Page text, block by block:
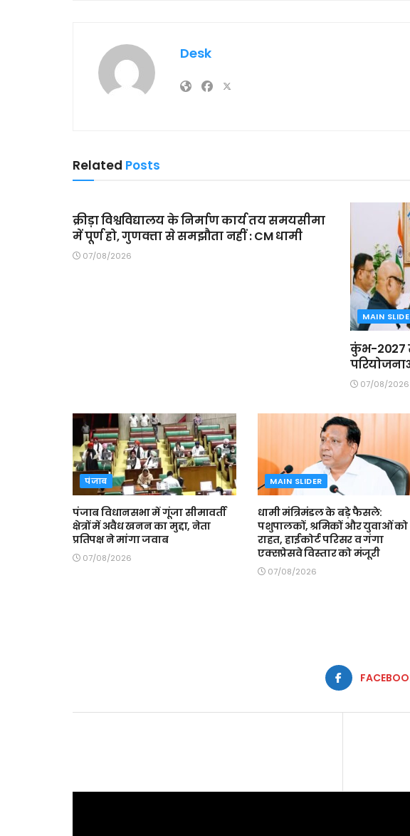
Desk
Related Posts
क्रीड़ा विश्वविद्यालय के निर्माण कार्य तय समयसीमा
में पूर्ण हो, गुणवत्ता से समझौता नहीं : CM धामी
07/08/2026
MAIN
कुंभ-2027
07/08/2026
पंजाब
पंजाब विधानसभा में गूंजा सीमावर्ती
क्षेत्रों में अवैध खनन का मुद्दा, नेता
प्रतिपक्ष ने मांगा जवाब
07/08/2026
MAIN SLIDER
धामी मंत्रिमंडल के बड़े फैसले:
पशुपालकों, श्रमिकों और युवाओं को
राहत, हाईकोर्ट परिसर व गंगा
एक्सप्रेसवे विस्तार को मंजूरी
07/08/2026